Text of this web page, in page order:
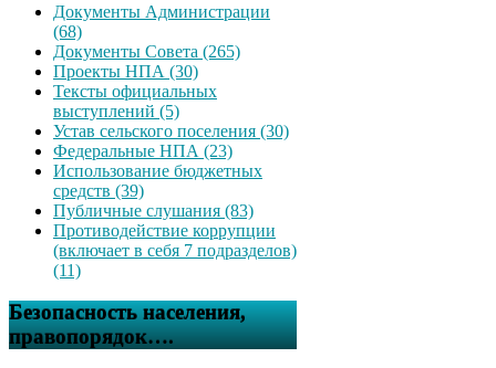
Документы Администрации
(68)
Документы Совета (265)
Проекты НПА (30)
Тексты официальных
выступлений (5)
Устав сельского поселения (30)
Федеральные НПА (23)
Использование бюджетных
средств (39)
Публичные слушания (83)
Противодействие коррупции
(включает в себя 7 подразделов)
(11)
Безопасность населения,
правопорядок….